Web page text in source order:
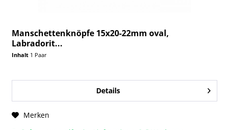
Manschettenknöpfe 15x20-22mm oval,
Labradorit...
Inhalt 1 Paar
Details
Merken